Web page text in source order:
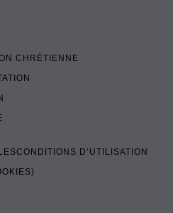
CHRÉTIENNE
CONDITIONS D’UTILISATION